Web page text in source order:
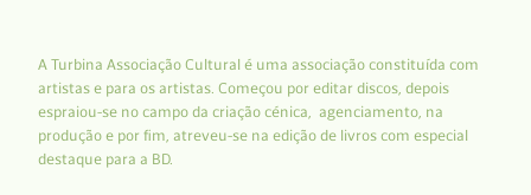
A Turbina Associação Cultural é uma associação constituída com
artistas e para os artistas. Começou por editar discos, depois
espraiou-se no campo da criação cénica, agenciamento, na
produção e por fim, atreveu-se na edição de livros com especial
destaque para a BD.